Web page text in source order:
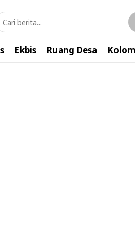
Ekbis Ruang Desa